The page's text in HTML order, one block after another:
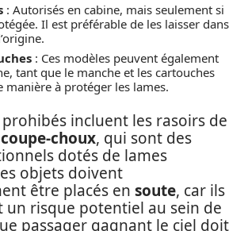
: Autorisés en cabine, mais seulement si
Il est préférable de les laisser dans
: Ces modèles peuvent également
tant que le manche et les cartouches
manière à protéger les lames.
incluent les rasoirs de
coupe-choux, qui sont des
dotés de lames
objets doivent
être placés en soute, car ils
un risque potentiel au sein de
passager gagnant le ciel doit